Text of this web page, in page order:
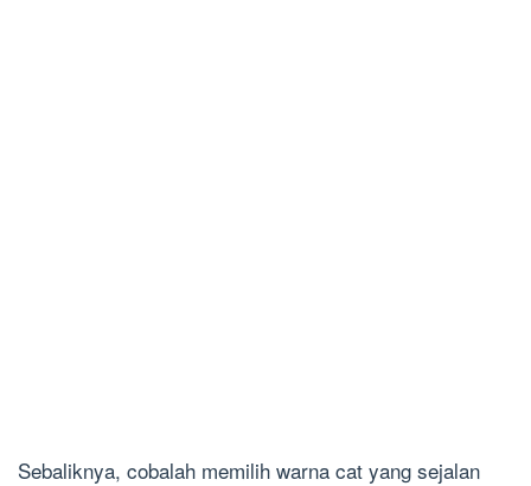
Sebaliknya, cobalah memilih warna cat yang sejalan